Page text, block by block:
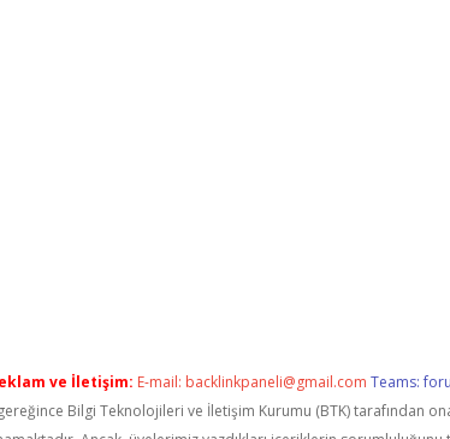
ve İletişim: E-mail: backlinkpaneli@gmail.com Teams:
gereğince Bilgi Teknolojileri ve İletişim Kurumu (BTK)